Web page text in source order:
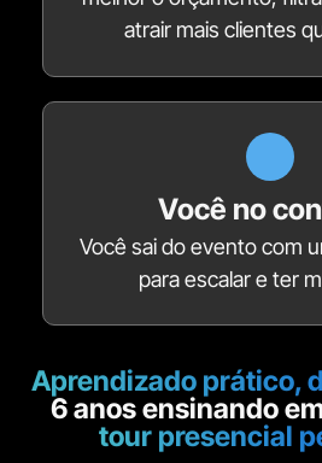
atrair mais clientes
Você no
Você sai do evento com
para escalar e ter
Aprendizado prático,
6 anos ensinando
tour presencial